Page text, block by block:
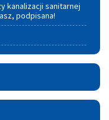
kanalizacji sanitarnej
podpisana!